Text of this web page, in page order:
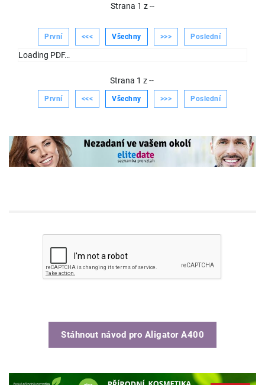
Strana 1 z--
První <<< Všechny >>> Poslední
Loading PDF…
Strana 1 z--
První <<< Všechny >>> Poslední
Stáhnout návod pro Aligator A400